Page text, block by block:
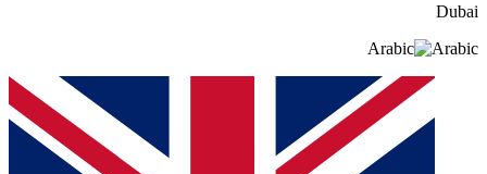
Dubai
Arabic